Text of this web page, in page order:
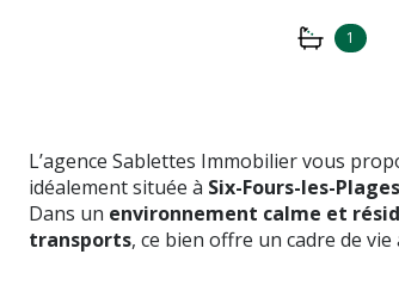
1
L’agence Sablettes Immobilier vous
idéalement située à Six-Fours-les-Plages
Dans un environnement calme et
transports, ce bien offre un cadre de